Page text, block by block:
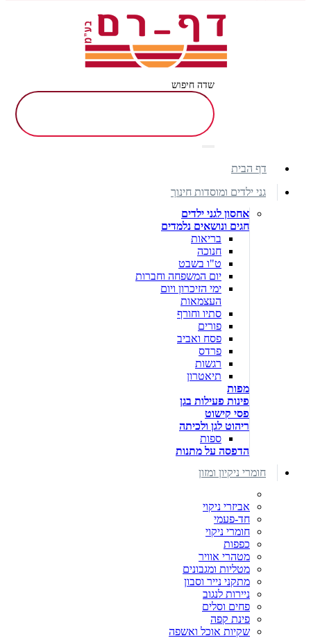
שדה חיפוש
דף הבית
גני ילדים ומוסדות חינוך
אחסון לגני ילדים
חגים ונושאים נלמדים
בריאות
חנוכה
ט"ו בשבט
יום המשפחה וחברות
ימי הזיכרון ויום
העצמאות
סתיו וחורף
פורים
פסח ואביב
פרדס
רגשות
תיאטרון
מפות
פינות פעילות בגן
פסי קישוט
ריהוט לגן ולכיתה
ספות
הדפסה על מתנות
חומרי ניקיון ומזון
אביזרי ניקוי
חד-פעמי
חומרי ניקוי
כפפות
מטהרי אוויר
מטליות ומגבונים
מתקני נייר וסבון
ניירות לנגוב
פחים וסלים
פינת קפה
שקיות אוכל ואשפה